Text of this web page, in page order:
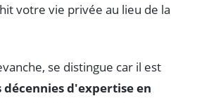
votre vie privée au lieu de la
se distingue car il est
décennies d'expertise en